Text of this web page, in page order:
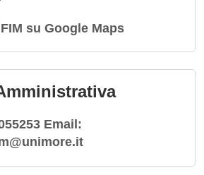
su Google Maps
Email: